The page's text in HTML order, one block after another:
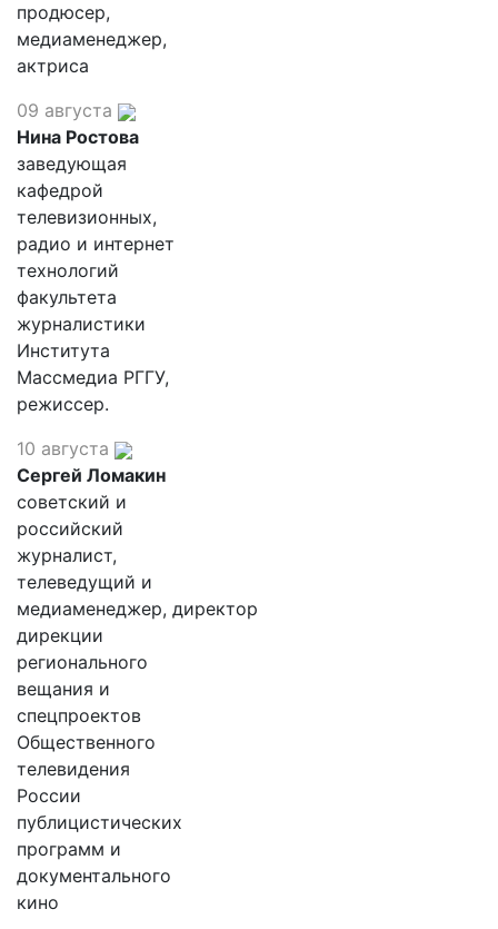
продюсер,
медиаменеджер,
актриса
09 августа
Нина Ростова
заведующая
кафедрой
телевизионных,
радио и интернет
технологий
факультета
журналистики
Института
Массмедиа РГГУ,
режиссер.
10 августа
Сергей Ломакин
советский и
российский
журналист,
телеведущий и
медиаменеджер, директор
дирекции
регионального
вещания и
спецпроектов
Общественного
телевидения
России
публицистических
программ и
документального
кино